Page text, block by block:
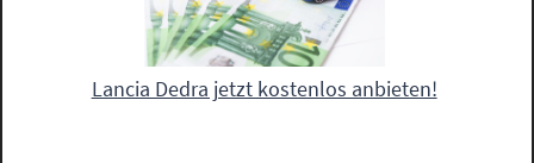
Lancia Dedra jetzt kostenlos anbieten!